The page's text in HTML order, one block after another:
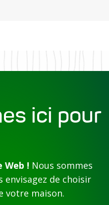
ici pour
Web ! Nous sommes
envisagez de choisir
votre maison.